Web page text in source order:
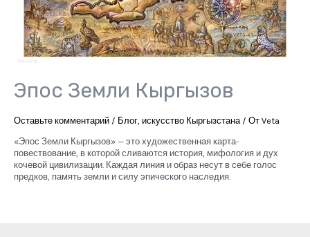
Эпос Земли Кыргызов
Оставьте комментарий / Блог искусство Кыргызстана / От Veta
«Эпос Земли Кыргызов» — это художественная карта-
повествование, в которой сливаются история, мифология и дух
кочевой цивилизации. Каждая линия и образ несут в себе голос
предков, память земли и силу эпического наследия.